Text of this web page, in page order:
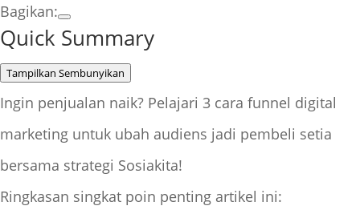
Bagikan:
Quick Summary
Tampilkan Sembunyikan
Ingin penjualan naik? Pelajari 3 cara funnel digital
marketing untuk ubah audiens jadi pembeli setia
bersama strategi Sosiakita!
Ringkasan singkat poin penting artikel ini: